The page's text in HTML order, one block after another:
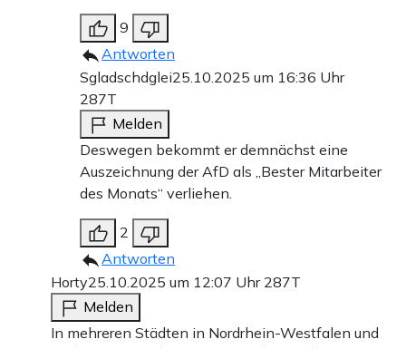
9
Antworten
Sgladschdglei25.10.2025 um 16:36 Uhr
287T
Melden
Deswegen bekommt er demnächst eine
Auszeichnung der AfD als „Bester Mitarbeiter
des Monats“ verliehen.
2
Antworten
Horty25.10.2025 um 12:07 Uhr 287T
Melden
In mehreren Städten in Nordrhein-Westfalen und